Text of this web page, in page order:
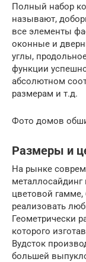
Полный набор
называют,
все элементы
оконные и
углы,
функции
абсолютном
размерам и т.д.
Фото домов
Размеры и
На рынке
цветовой
реализовать
Геометрически
которого
Вудсток
большей